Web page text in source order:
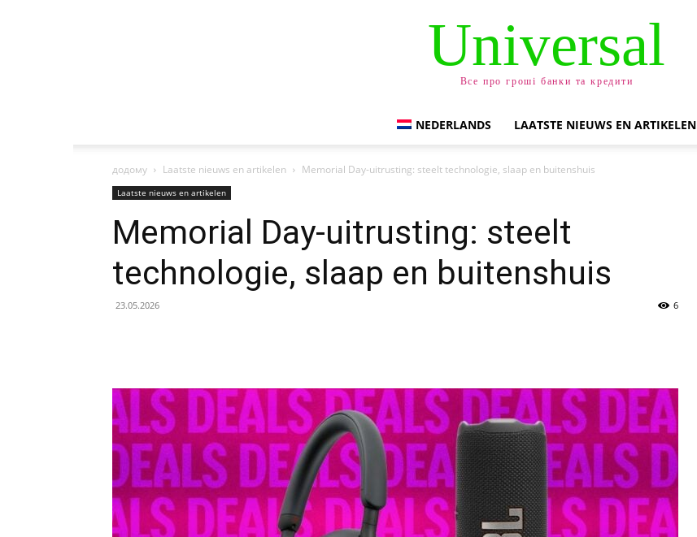
Universal
Все про гроші банки та кредити
NEDERLANDS LAATSTE NIEUWS EN ARTIKELEN
додому Laatste nieuws en artikelen Memorial Day-uitrusting: steelt technologie, slaap en buitenshuis
Laatste nieuws en artikelen
Memorial Day-uitrusting: steelt
technologie, slaap en buitenshuis
23.05.2026 6